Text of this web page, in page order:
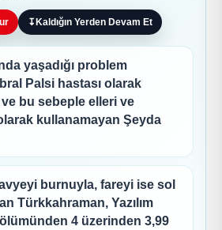
↧ Kaldığın Yerden Devam Et
yaşadığı problem
Palsi hastası olarak
bu sebeple elleri ve
kullanamayan Şeyda
burnuyla, fareyi ise sol
Türkkahraman, Yazılım
4 üzerinden 3,99